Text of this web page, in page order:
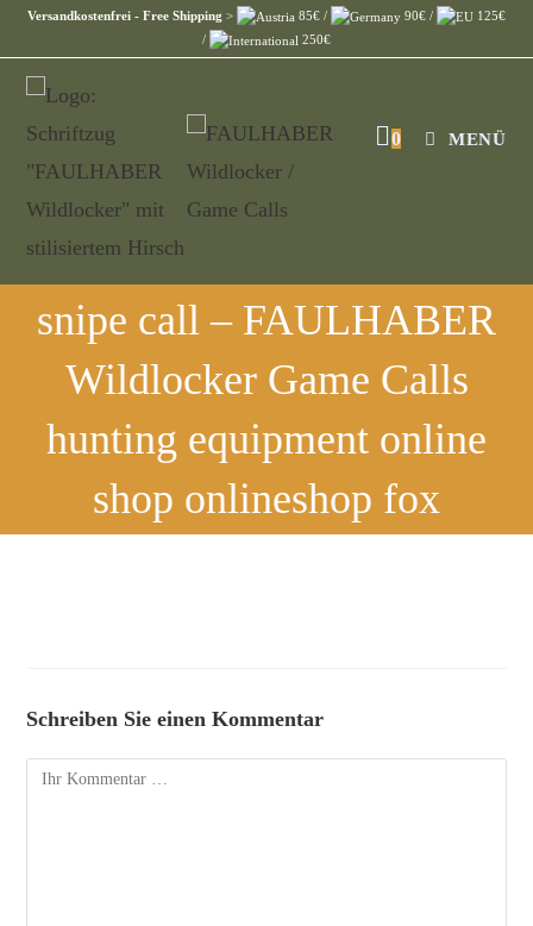
Versandkostenfrei - Free Shipping > 85€ / 90€ /
125€
/
250€
0 MENÜ
snipe call – FAULHABER
Wildlocker Game Calls
hunting equipment online
shop onlineshop fox
Schreiben Sie einen Kommentar